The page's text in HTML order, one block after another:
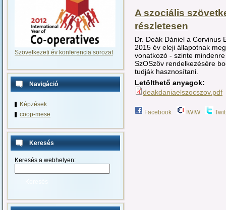
Szövetkezeti év konferencia sorozat
Navigáció
Képzések
coop-mese
Keresés
Keresés a webhelyen:
A szociális
részletesen
Dr. Deák Dániel a Corvinus
2015 év eleji állapotnak
vonatkozó - szinte
SzOSzöv rendelkezésére
tudják hasznosítani.
Letölthető anyagok:
deakdaniaelszocszov.pdf
Facebook IWIW